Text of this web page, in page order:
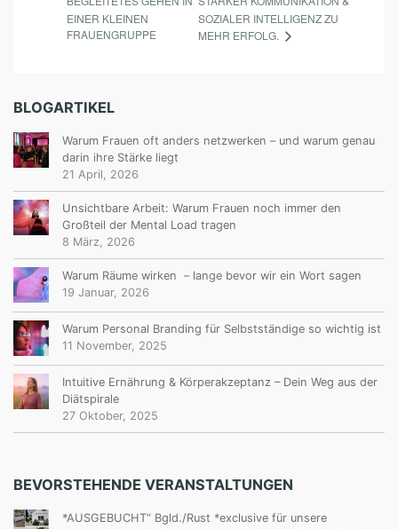
EINER KLEINEN
FRAUENGRUPPE
SOZIALER INTELLIGENZ ZU
MEHR ERFOLG.
BLOGARTIKEL
Warum Frauen oft anders netzwerken – und warum genau
darin ihre Stärke liegt
21 April, 2026
Unsichtbare Arbeit: Warum Frauen noch immer den
Großteil der Mental Load tragen
8 März, 2026
Warum Räume wirken – lange bevor wir ein Wort sagen
19 Januar, 2026
Warum Personal Branding für Selbstständige so wichtig ist
11 November, 2025
Intuitive Ernährung & Körperakzeptanz – Dein Weg aus der
Diätspirale
27 Oktober, 2025
BEVORSTEHENDE VERANSTALTUNGEN
*AUSGEBUCHT“ Bgld./Rust *exclusive für unsere